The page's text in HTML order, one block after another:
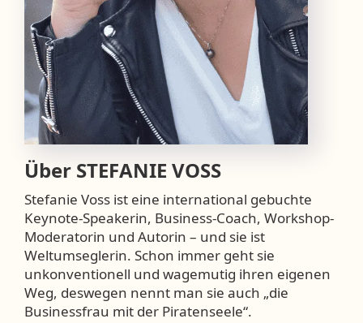
Über STEFANIE VOSS
Stefanie Voss ist eine international gebuchte
Keynote-Speakerin, Business-Coach, Workshop-
Moderatorin und Autorin – und sie ist
Weltumseglerin. Schon immer geht sie
unkonventionell und wagemutig ihren eigenen
Weg, deswegen nennt man sie auch „die
Businessfrau mit der Piratenseele“.